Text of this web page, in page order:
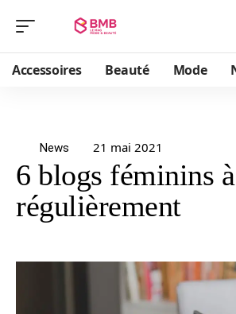
Accessoires Beauté Mode
News 21 mai 2021
6 blogs féminins
régulièrement